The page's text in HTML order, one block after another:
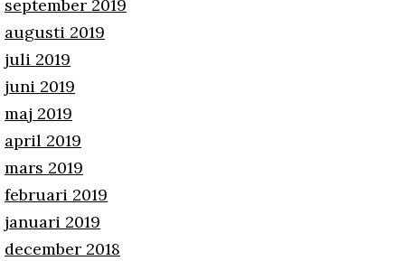
september 2019
augusti 2019
juli 2019
juni 2019
maj 2019
april 2019
mars 2019
februari 2019
januari 2019
december 2018